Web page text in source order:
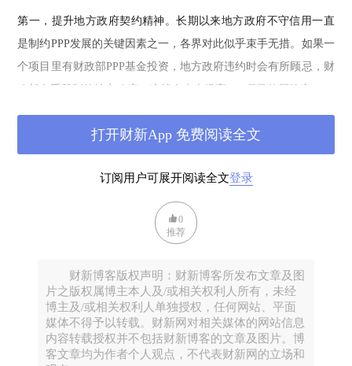
第一，提升地方政府契约精神。长期以来地方政府不守信用一直
是制约PPP发展的关键因素之一，各界对此似乎束手无措。如果一
个项目里有财政部PPP基金投资，地方政府违约时会有所顾忌，财
政部有手段制约地方政府，这就会大大提高PPP项目的履约率。
第二，规范PPP项目的运作。作为财政部主管的基金，PPP基金不
会投入不规范的项目，地方政府为了获得财政部基金的投资就会
范PPP项目运作提供了一种比较理想的机制，同时对其它PPP的的
第三，降低项目成本。财政部PPP基金的参与会为PPP项目增信，
有财政部PPP基金参与的项目，这样社会资本对投资回报的要求和
金融机构对利率的要求都会下降，从而从整体上降低PPP项目的成
第四，资金竞争将更加激烈。去年国家发改委推出专项金融债后
订阅用户可展开阅读全文登录
打开财新App 免费阅读全文
0
推荐
财新博客版权声明：财新博客所发布文章及图
片之版权属博主本人及/或相关权利人所有，未经
博主及/或相关权利人单独授权，任何网站、平面
媒体不得予以转载。财新网对相关媒体的网站信息
内容转载授权并不包括财新博客的文章及图片。博
客文章均为作者个人观点，不代表财新网的立场和